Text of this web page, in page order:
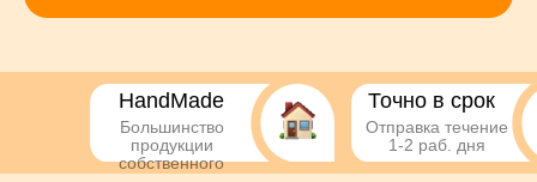
Отправка течение
1-2 раб. дня
Большинство
продукции
собственного
Точно в срок
HandMade